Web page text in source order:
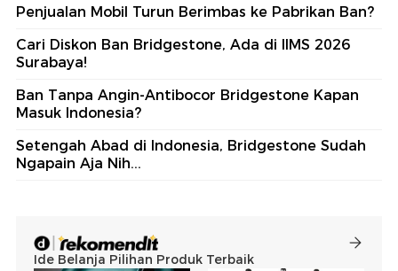
Penjualan Mobil Turun Berimbas ke Pabrikan Ban?
Cari Diskon Ban Bridgestone, Ada di IIMS 2026
Surabaya!
Ban Tanpa Angin-Antibocor Bridgestone Kapan
Masuk Indonesia?
Setengah Abad di Indonesia, Bridgestone Sudah
Ngapain Aja Nih...